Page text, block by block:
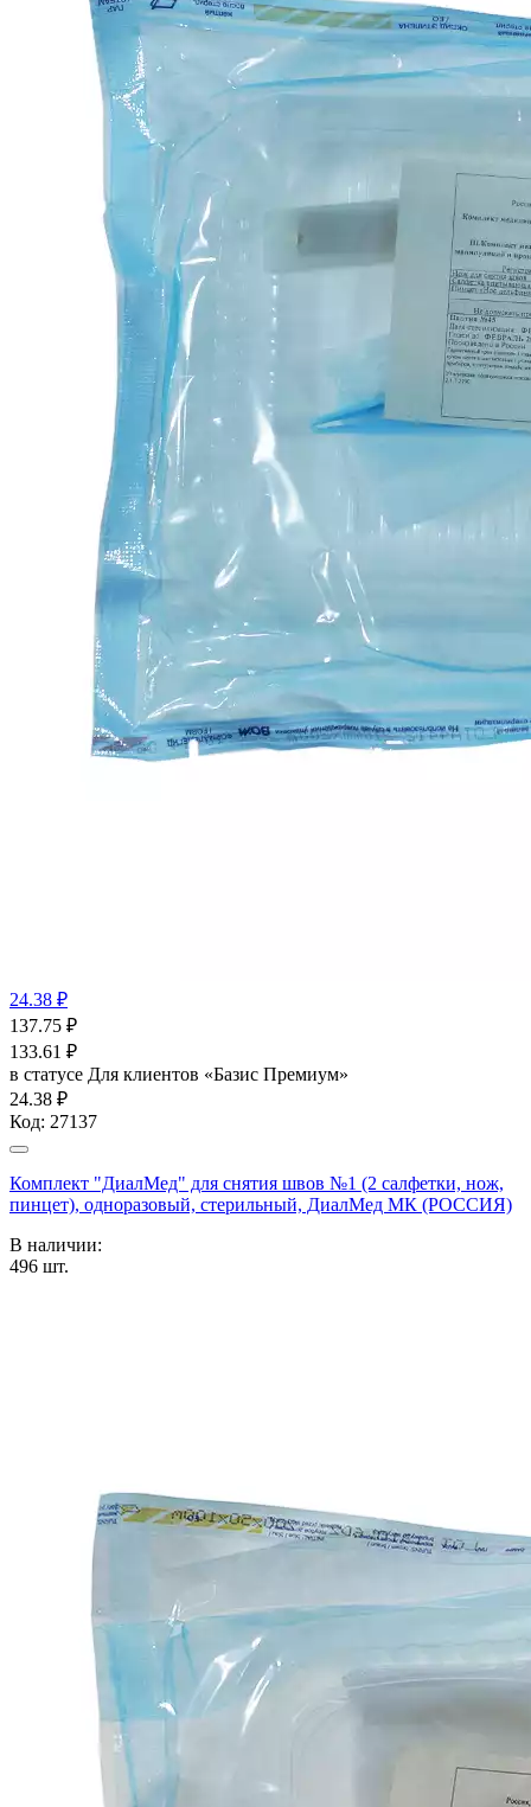
24.38 ₽
137.75 ₽
133.61 ₽
в статусе Для клиентов «Базис Премиум»
24.38 ₽
Код: 27137
Комплект "ДиалМед" для снятия швов №1 (2 салфетки, нож,
пинцет), одноразовый, стерильный, ДиалМед МК (РОССИЯ)
В наличии:
496 шт.